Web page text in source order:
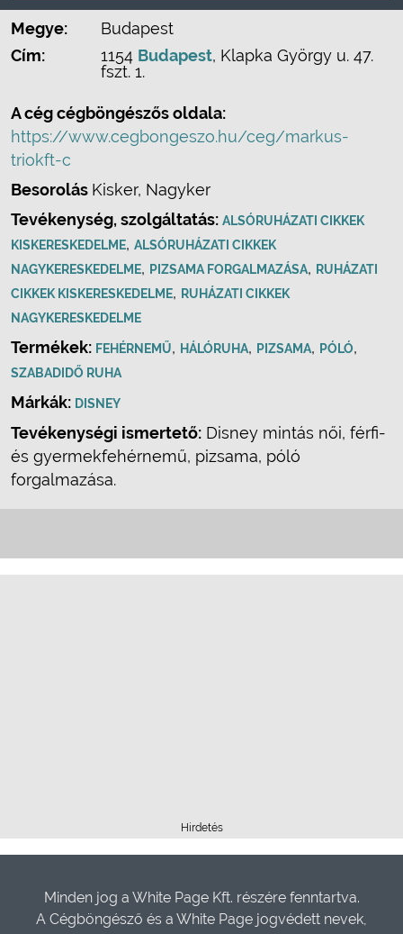
Megye:
Budapest
Cím:
1154 Budapest, Klapka György u. 47.
fszt. 1.
A cég cégböngészős oldala:
https://www.cegbongeszo.hu/ceg/markus-
triokft-c
Besorolás Kisker, Nagyker
Tevékenység, szolgáltatás: ALSÓRUHÁZATI CIKKEK
KISKERESKEDELME, ALSÓRUHÁZATI CIKKEK
NAGYKERESKEDELME, PIZSAMA FORGALMAZÁSA, RUHÁZATI
CIKKEK KISKERESKEDELME, RUHÁZATI CIKKEK
NAGYKERESKEDELME
Termékek: FEHÉRNEMŰ, HÁLÓRUHA, PIZSAMA, PÓLÓ,
SZABADIDŐ RUHA
Márkák: DISNEY
Tevékenységi ismertető: Disney mintás női, férfi-
és gyermekfehérnemű, pizsama, póló
forgalmazása.
Hirdetés
Minden jog a White Page Kft. részére fenntartva.
A Cégböngésző és a White Page jogvédett nevek,